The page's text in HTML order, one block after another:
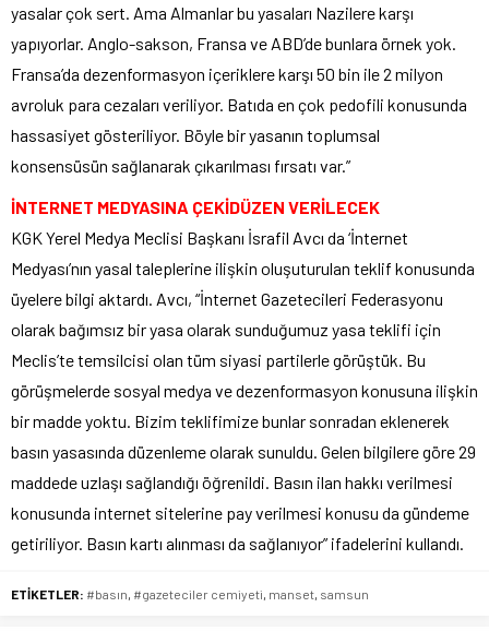
yasalar çok sert. Ama Almanlar bu yasaları Nazilere karşı
yapıyorlar. Anglo-sakson, Fransa ve ABD’de bunlara örnek yok.
Fransa’da dezenformasyon içeriklere karşı 50 bin ile 2 milyon
avroluk para cezaları veriliyor. Batıda en çok pedofili konusunda
hassasiyet gösteriliyor. Böyle bir yasanın toplumsal
konsensüsün sağlanarak çıkarılması fırsatı var.”
İNTERNET MEDYASINA ÇEKİDÜZEN VERİLECEK
KGK Yerel Medya Meclisi Başkanı İsrafil Avcı da ‘İnternet
Medyası’nın yasal taleplerine ilişkin oluşuturulan teklif konusunda
üyelere bilgi aktardı. Avcı, “İnternet Gazetecileri Federasyonu
olarak bağımsız bir yasa olarak sunduğumuz yasa teklifi için
Meclis’te temsilcisi olan tüm siyasi partilerle görüştük. Bu
görüşmelerde sosyal medya ve dezenformasyon konusuna ilişkin
bir madde yoktu. Bizim teklifimize bunlar sonradan eklenerek
basın yasasında düzenleme olarak sunuldu. Gelen bilgilere göre 29
maddede uzlaşı sağlandığı öğrenildi. Basın ilan hakkı verilmesi
konusunda internet sitelerine pay verilmesi konusu da gündeme
getiriliyor. Basın kartı alınması da sağlanıyor” ifadelerini kullandı.
ETİKETLER: #basın #gazeteciler cemiyeti manset samsun